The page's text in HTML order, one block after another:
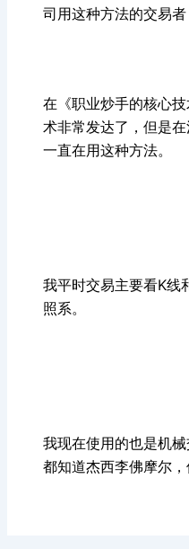
司用这种方法的交易
在《职业炒手的核心
术非常发达了，但是
一直在用这种方法。
我平时交易主要看K线
照系。
我现在使用的也是机
都知道杰西李佛摩尔